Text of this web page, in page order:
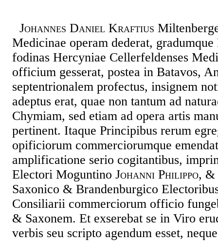
Johannes Daniel Kraftius
Medicinae operam dederat,
fodinas Hercyniae Cellerfeldenses
officium gesserat, postea in Batavos,
septentrionalem profectus, insignem
adeptus erat, quae non tantum ad
Chymiam, sed etiam ad opera artis
pertinent. Itaque Principibus rerum
opificiorum commerciorumque
amplificatione serio cogitantibus,
Electori Moguntino Johanni Philippo, &
Saxonico & Brandenburgico
Consiliarii commerciorum officio
& Saxonem. Et exserebat se in Viro
verbis seu scripto agendum esset,